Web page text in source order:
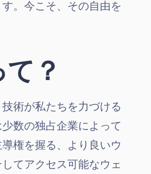
。今こそ、その自由を
？
術が私たちを力づける
数の独占企業によって
権を握る、より良いウ
てアクセス可能なウェ